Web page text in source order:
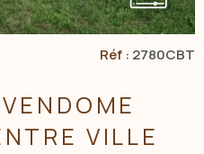
Réf : 2780CBT
VILLE